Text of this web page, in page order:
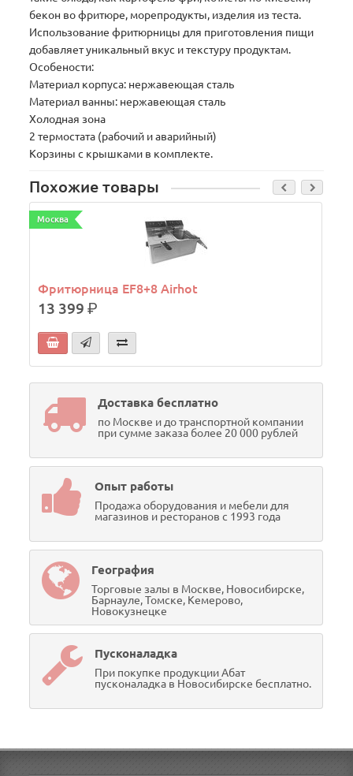
бекон во фритюре, морепродукты, изделия из теста.
Использование фритюрницы для приготовления пищи
добавляет уникальный вкус и текстуру продуктам.
Особености:
Материал корпуса: нержавеющая сталь
Материал ванны: нержавеющая сталь
Холодная зона
2 термостата (рабочий и аварийный)
Корзины с крышками в комплекте.
Похожие товары
Москва
Фритюрница EF8+8 Airhot
13 399р.
Доставка бесплатно
по Москве и до транспортной компании
при сумме заказа более 20 000 рублей
Опыт работы
Продажа оборудования и мебели для
магазинов и ресторанов с 1993 года
География
Торговые залы в Москве, Новосибирске,
Барнауле, Томске, Кемерово,
Новокузнецке
Пусконаладка
При покупке продукции Абат
пусконаладка в Новосибирске бесплатно.